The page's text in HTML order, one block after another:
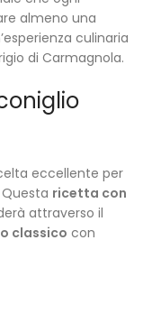
almeno una
culinaria
di Carmagnola.
eccellente per
ricetta con
attraverso il
classico con